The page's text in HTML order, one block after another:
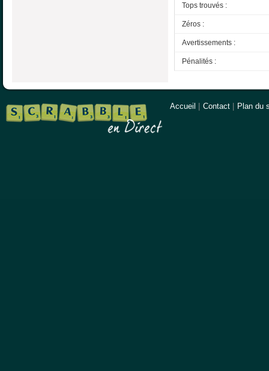
Tops trouvés :
Zéros :
Avertissements :
Pénalités :
Accueil Contact Plan du